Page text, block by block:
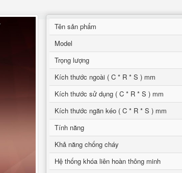
Tên sản phẩm
Model
Trọng lượng
Kích thước ngoài ( C * R * S ) mm
Kích thước sử dụng ( C * R * S ) mm
Kích thước ngăn kéo ( C * R * S ) mm
Tính năng
Khả năng chống cháy
Hệ thống khóa liên hoàn thông minh